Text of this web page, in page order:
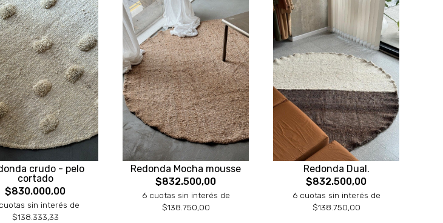
crudo - pelo
cortado
$830.000,00
sin interés de
$138.333,33
Redonda Mocha mousse
$832.500,00
6 cuotas sin interés de
$138.750,00
Redonda Dual.
$832.500,00
6 cuotas sin interés de
$138.750,00